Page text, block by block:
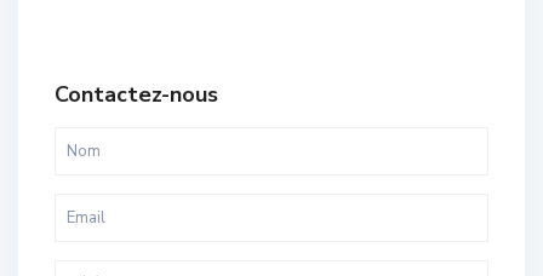
Contactez-nous